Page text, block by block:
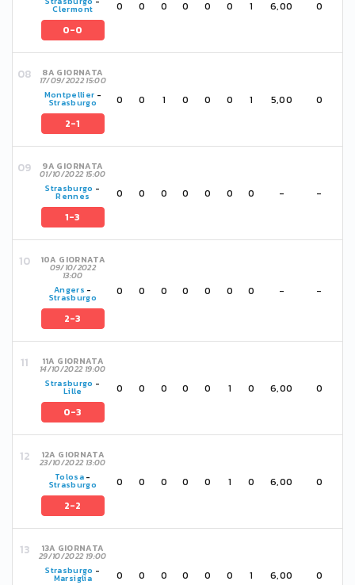
Clermont
0-0
0 0 0 0 0 0 1 6,00 0
8A GIORNATA
17/09/2022 15:00
Montpellier -
Strasburgo
2-1
0 0 1 0 0 0 1 5,00 0
9A GIORNATA
01/10/2022 15:00
Strasburgo -
Rennes
1-3
0 0 0 0 0 0 0 - -
10A GIORNATA
09/10/2022
13:00
Angers -
Strasburgo
2-3
0 0 0 0 0 0 0 - -
11A GIORNATA
14/10/2022 19:00
Strasburgo -
Lille
0-3
0 0 0 0 0 1 0 6,00 0
12A GIORNATA
23/10/2022 13:00
Tolosa -
Strasburgo
2-2
0 0 0 0 0 1 0 6,00 0
13A GIORNATA
29/10/2022 19:00
Strasburgo -
Marsiglia 0 0 0 0 0 0 1 6,00 0